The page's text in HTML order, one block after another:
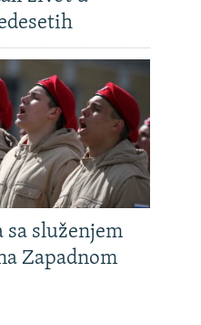
sa služenjem
Zapadnom